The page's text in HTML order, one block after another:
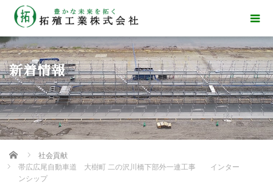
新着情報
Home
社会貢献
帯広広尾自動車道 大樹町 二の沢川橋下部外一連工事 インター
ンシップ